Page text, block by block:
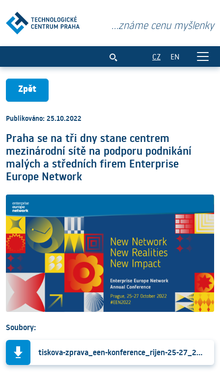
...známe cenu myšlenky
CZ EN
Zpět
Publikováno: 25.10.2022
Praha se na tři dny stane centrem
mezinárodní sítě na podporu podnikání
malých a středních firem Enterprise
Europe Network
Soubory:
tiskova-zprava_een-konference_rijen-25-27_2022-praha.pdf